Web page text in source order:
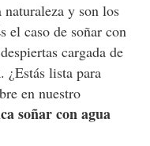
y son los
el caso de soñar con
cargada de
¿Estás lista para
en nuestro
soñar con agua